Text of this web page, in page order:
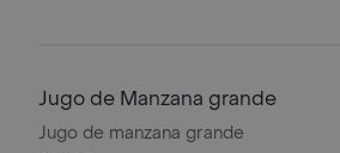
Jugo de Manzana grande
Jugo de manzana grande